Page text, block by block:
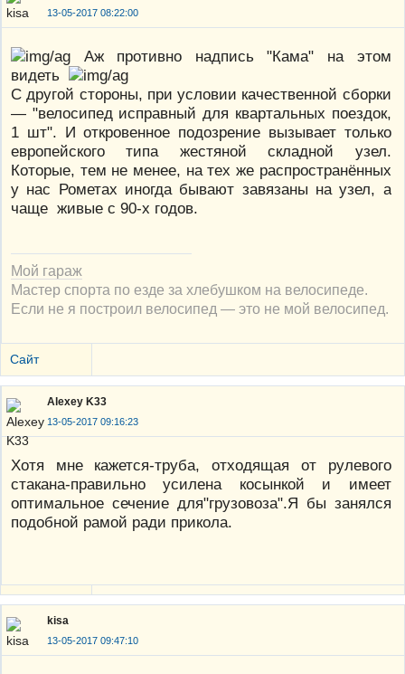
13-05-2017 08:22:00
Аж противно надпись "Кама" на этом
видеть
С другой стороны, при условии качественной сборки
— "велосипед исправный для квартальных поездок,
1 шт". И откровенное подозрение вызывает только
европейского типа жестяной складной узел.
Которые, тем не менее, на тех же распространённых
у нас Рометах иногда бывают завязаны на узел, а
чаще живые с 90-х годов.
Мой гараж
Мастер спорта по езде за хлебушком на велосипеде.
Если не я построил велосипед — это не мой велосипед.
Сайт
Alexey K33
13-05-2017 09:16:23
Хотя мне кажется-труба, отходящая от рулевого
стакана-правильно усилена косынкой и имеет
оптимальное сечение для"грузовоза".Я бы занялся
подобной рамой ради прикола.
kisa
13-05-2017 09:47:10